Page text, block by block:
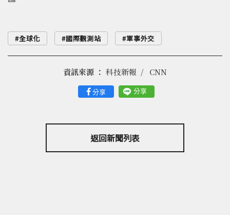
全球化 國際觀測站 軍事外交
分享 分享
資訊來源 ： 科技新報 CNN
返回新聞列表